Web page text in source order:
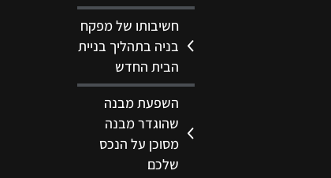
חשיבותו של מפקח
בניה בתהליך בניית
הבית החדש
השפעת מבנה
שהוגדר מבנה
מסוכן על הנכס
שלכם